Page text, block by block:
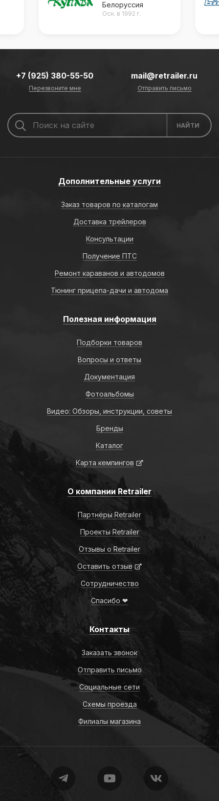
Белоруссия
Осн. в 1992 г.
+7 (925) 380-55-50
Перезвоните мне
mail@retrailer.ru
Отправить письмо
Дополнительные услуги
Заказ товаров по каталогам
Доставка трейлеров
Консультации
Получение ПТС
Ремонт караванов и автодомов
Тюнинг прицепа-дачи и автодома
Полезная информация
Подборки товаров
Вопросы и ответы
Документация
Фотоальбомы
Видео: Обзоры, инструкции, советы
Бренды
Каталог
Карта кемпингов
О компании Retrailer
Партнёры Retrailer
Проекты Retrailer
Отзывы о Retrailer
Оставить отзыв
Сотрудничество
Спасибо ❤
Контакты
Заказать звонок
Отправить письмо
Социальные сети
Схемы проезда
Филиалы магазина